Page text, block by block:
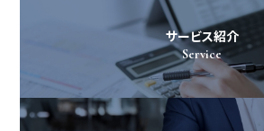
サービス紹介
Service